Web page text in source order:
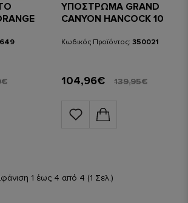
649
ΥΠΟΣΤΡΩΜΑ GRAND
CANYON HANCOCK 10
Κωδικός Προϊόντος: 350021
104,96€ 139,95€
1 έως 4 από 4 (1 Σελ.)